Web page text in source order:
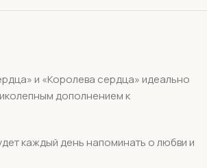
и «Королева сердца» идеально
дополнением к
каждый день напоминать о любви и